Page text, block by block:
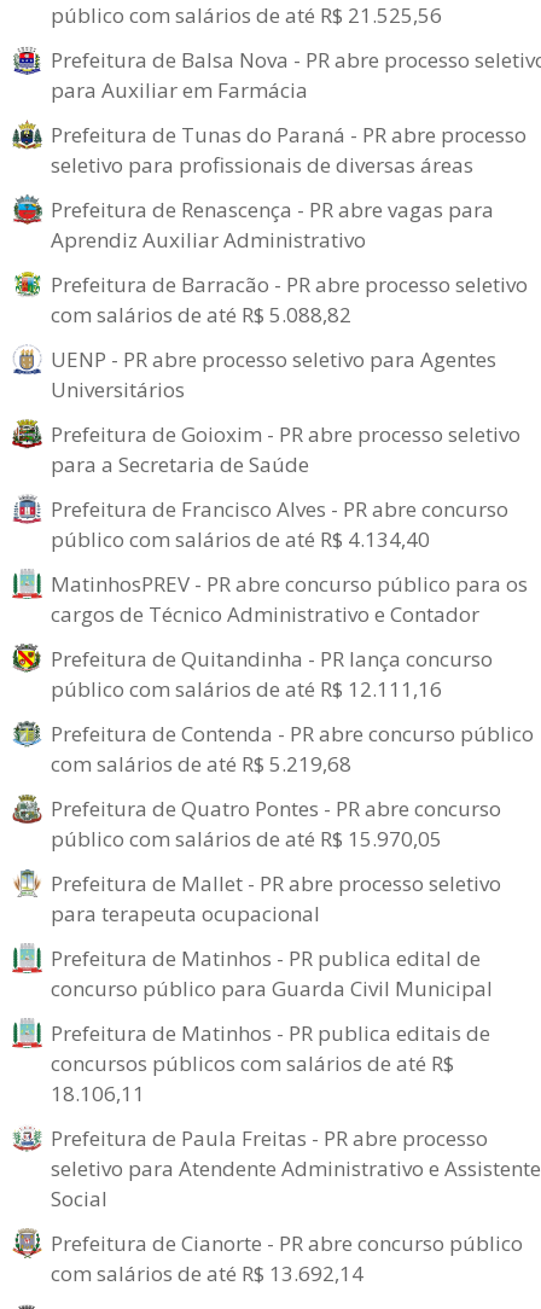
público com salários de até R$ 21.525,56
Prefeitura de Balsa Nova - PR abre processo
para Auxiliar em Farmácia
Prefeitura de Tunas do Paraná - PR abre processo
seletivo para profissionais de diversas áreas
Prefeitura de Renascença - PR abre vagas para
Aprendiz Auxiliar Administrativo
Prefeitura de Barracão - PR abre processo seletivo
com salários de até R$ 5.088,82
UENP - PR abre processo seletivo para Agentes
Universitários
Prefeitura de Goioxim - PR abre processo seletivo
para a Secretaria de Saúde
Prefeitura de Francisco Alves - PR abre concurso
público com salários de até R$ 4.134,40
MatinhosPREV - PR abre concurso público para os
cargos de Técnico Administrativo e Contador
Prefeitura de Quitandinha - PR lança concurso
público com salários de até R$ 12.111,16
Prefeitura de Contenda - PR abre concurso público
com salários de até R$ 5.219,68
Prefeitura de Quatro Pontes - PR abre concurso
público com salários de até R$ 15.970,05
Prefeitura de Mallet - PR abre processo seletivo
para terapeuta ocupacional
Prefeitura de Matinhos - PR publica edital de
concurso público para Guarda Civil Municipal
Prefeitura de Matinhos - PR publica editais de
concursos públicos com salários de até R$
18.106,11
Prefeitura de Paula Freitas - PR abre processo
seletivo para Atendente Administrativo e Assistente
Social
Prefeitura de Cianorte - PR abre concurso público
com salários de até R$ 13.692,14